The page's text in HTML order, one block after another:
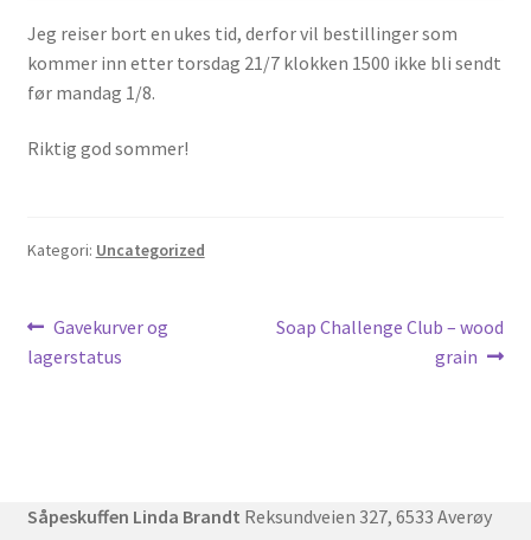
Hvordan lage såpe?
Kjøpsbetingelser
Min konto
Oljer
Til kassen
Vipps Checkout
Jeg reiser bort en ukes tid, derfor vil bestillinger som
kommer inn etter torsdag 21/7 klokken 1500 ikke bli sendt
før mandag 1/8.
Riktig god sommer!
Kategori: Uncategorized
Innleggsnavigasjon
Forrige
innlegg:
Gavekurver og
lagerstatus
Neste
Soap Challenge Club – wood
grain
Såpeskuffen Linda Brandt Reksundveien 327, 6533 Averøy